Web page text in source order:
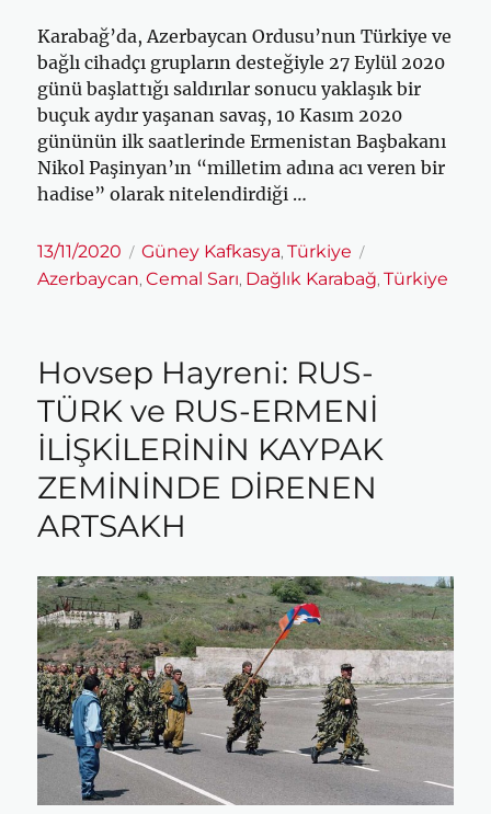
Karabağ’da, Azerbaycan Ordusu’nun Türkiye ve
bağlı cihadçı grupların desteğiyle 27 Eylül 2020
günü başlattığı saldırılar sonucu yaklaşık bir
buçuk aydır yaşanan savaş, 10 Kasım 2020
gününün ilk saatlerinde Ermenistan Başbakanı
Nikol Paşinyan’ın “milletim adına acı veren bir
hadise” olarak nitelendirdiği …
Yayın
tarihi
13/11/2020 Kategoriler
Güney Kafkasya,Türkiye
Azerbaycan,Cemal Sarı, Dağlık Karabağ,Türkiye
Hovsep Hayreni: RUS-
TÜRK ve RUS-ERMENİ
İLİŞKİLERİNİN KAYPAK
ZEMİNİNDE DİRENEN
ARTSAKH